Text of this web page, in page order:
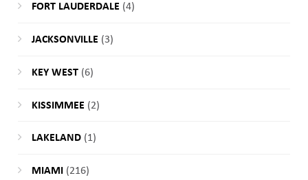
FORT LAUDERDALE (4)
JACKSONVILLE (3)
KEY WEST(6)
KISSIMMEE (2)
LAKELAND(1)
MIAMI (216)